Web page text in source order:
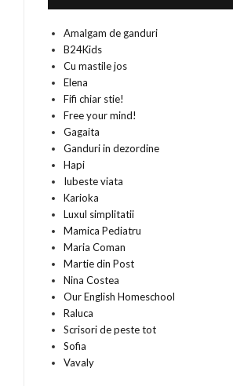
Amalgam de ganduri
B24Kids
Cu mastile jos
Elena
Fifi chiar stie!
Free your mind!
Gagaita
Ganduri in dezordine
Hapi
Iubeste viata
Karioka
Luxul simplitatii
Mamica Pediatru
Maria Coman
Martie din Post
Nina Costea
Our English Homeschool
Raluca
Scrisori de peste tot
Sofia
Vavaly